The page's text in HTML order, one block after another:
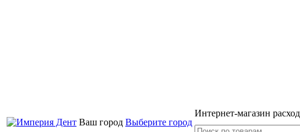
Ваш город Выберите город
Интернет-магазин